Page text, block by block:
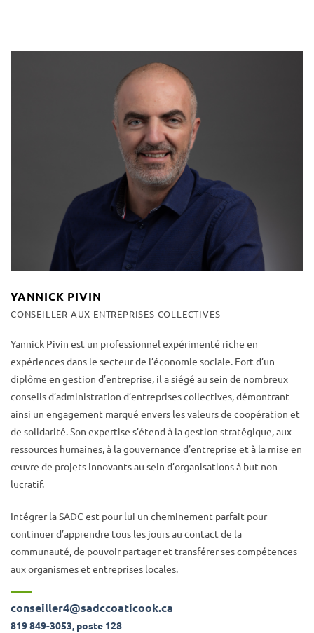
YANNICK PIVIN
CONSEILLER AUX ENTREPRISES COLLECTIVES
Yannick Pivin est un professionnel expérimenté riche en
expériences dans le secteur de l’économie sociale. Fort d’un
diplôme en gestion d’entreprise, il a siégé au sein de nombreux
conseils d’administration d’entreprises collectives, démontrant
ainsi un engagement marqué envers les valeurs de coopération et
de solidarité. Son expertise s’étend à la gestion stratégique, aux
ressources humaines, à la gouvernance d’entreprise et à la mise en
œuvre de projets innovants au sein d’organisations à but non
lucratif.
Intégrer la SADC est pour lui un cheminement parfait pour
continuer d’apprendre tous les jours au contact de la
communauté, de pouvoir partager et transférer ses compétences
aux organismes et entreprises locales.
conseiller4@sadccoaticook.ca
819 849-3053, poste 128